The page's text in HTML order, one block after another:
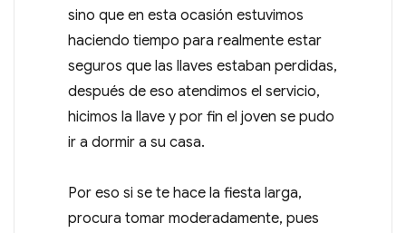
sino que en esta ocasión estuvimos
haciendo tiempo para realmente estar
seguros que las llaves estaban perdidas,
después de eso atendimos el servicio,
hicimos la llave y por fin el joven se pudo
ir a dormir a su casa.
Por eso si se te hace la fiesta larga,
procura tomar moderadamente, pues